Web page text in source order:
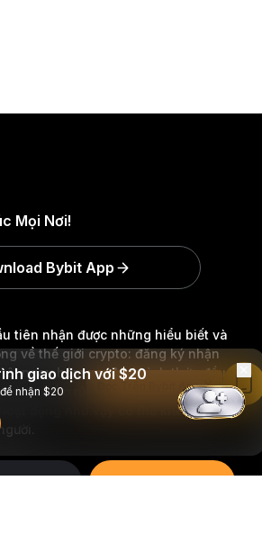
tiên nhận được những hiểu biết và
về thế giới crypto: đăng ký nhận
ngay hôm nay.Mọi hình thức đầu
bao gồm rủi ro mất toàn bộ số tiền
động như vậy có thể không phù
Mọi Nơi!
Bybit App
giao dịch với $20
nhận $20 Đọc Trên Bybit App